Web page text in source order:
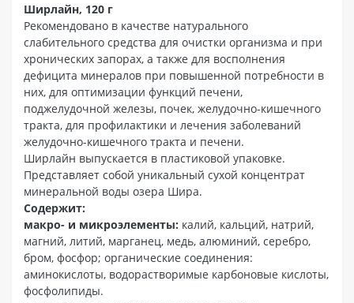
Ширлайн, 120 г
Рекомендовано в качестве натурального
слабительного средства для очистки организма и при
хронических запорах, а также для восполнения
дефицита минералов при повышенной потребности в
них, для оптимизации функций печени,
поджелудочной железы, почек, желудочно-кишечного
тракта, для профилактики и лечения заболеваний
желудочно-кишечного тракта и печени.
Ширлайн выпускается в пластиковой упаковке.
Представляет собой уникальный сухой концентрат
минеральной воды озера Шира.
Содержит:
макро- и микроэлементы: калий, кальций, натрий,
магний, литий, марганец, медь, алюминий, серебро,
бром, фосфор; органические соединения:
аминокислоты, водорастворимые карбоновые кислоты,
фосфолипиды.